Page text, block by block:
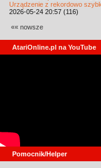
Urządzenie z rekordowo
2026-05-24 20:57 (116)
«« nowsze
AtariOnline.pl na YouTube
Pomocnik/Helper